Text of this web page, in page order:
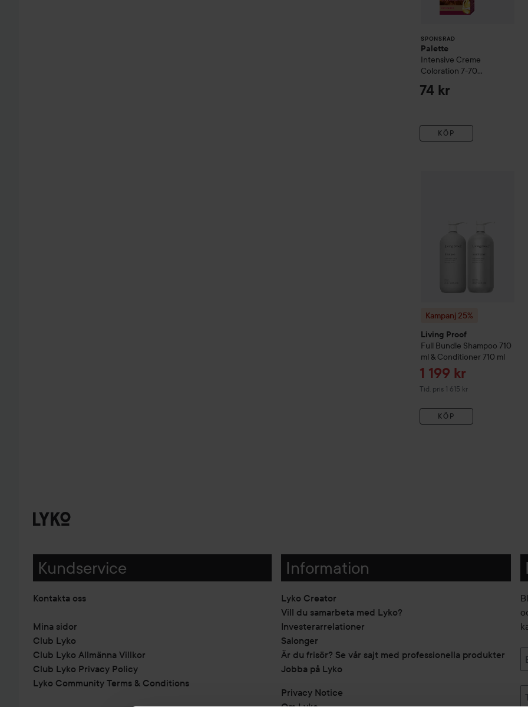
SPONSRAD
Palette
Intensive Creme
Coloration 7-70
Blonde
74 kr
KÖP
Kampanj 25%
Living Proof
Full Bundle Shampoo 710
ml & Conditioner 710 ml
Reapris
1 199 kr
Tid. pris 1 615 kr
Tidigare pris 1 615 kr
KÖP
Kundservice
Kontakta oss
Mina sidor
Club Lyko
Club Lyko Allmänna Villkor
Club Lyko Privacy Policy
Lyko Community Terms & Conditions
Information
Lyko Creator
Vill du samarbeta med Lyko?
Investerarrelationer
Salonger
Är du frisör? Se vår sajt med professionella produkter
Jobba på Lyko
Privacy Notice